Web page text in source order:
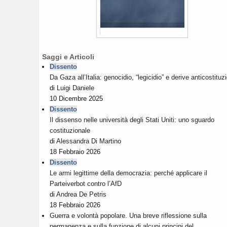
Saggi e Articoli
Dissento
Da Gaza all’Italia: genocidio, “legicidio” e derive
di
Luigi Daniele
10 Dicembre 2025
Dissento
Il dissenso nelle università degli Stati Uniti: uno sguardo
costituzionale
di Alessandra Di Martino
18 Febbraio 2026
Dissento
Le armi legittime della democrazia: perché applicare il
Parteiverbot contro l’AfD
di Andrea De Petris
18 Febbraio 2026
Guerra e volontà popolare. Una breve riflessione sulla